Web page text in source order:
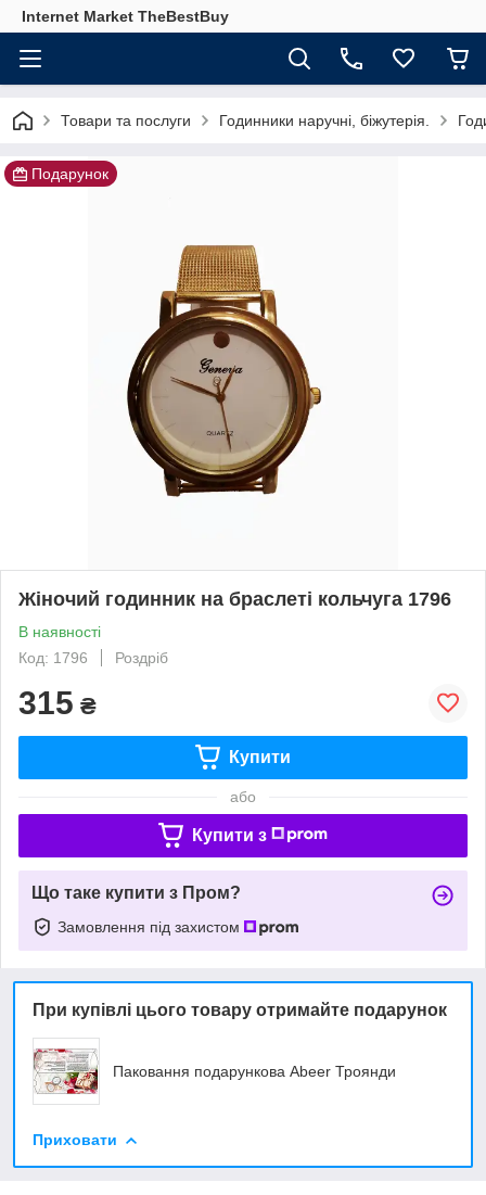
Internet Market TheBestBuy
Товари та послуги Годинники наручні, біжутерія.
Подарунок
Жіночий годинник на браслеті кольчуга 1796
В наявності
Код: 1796
Роздріб
315 ₴
Купити
або
Купити з
Що таке купити з Пром?
Замовлення під захистом
При купівлі цього товару отримайте подарунок
Паковання подарункова Abeer Троянди
Приховати